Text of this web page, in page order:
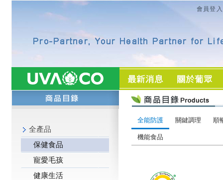
會員登入
全產品
保健食品
寵愛毛孩
健康生活
全能防護 關鍵調理 順
機能食品